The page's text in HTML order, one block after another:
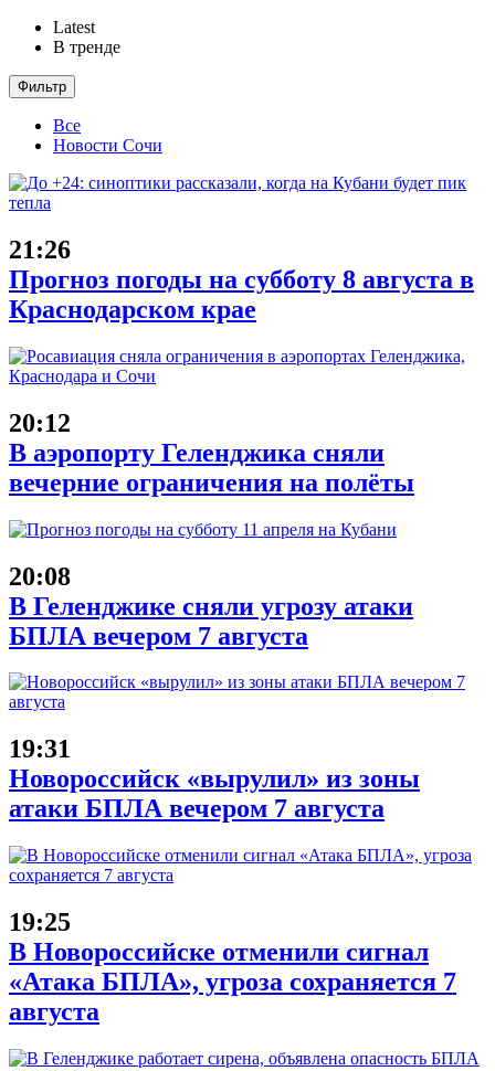
Latest
В тренде
Фильтр
Все
Новости Сочи
21:26
Прогноз погоды на субботу 8 августа в
Краснодарском крае
20:12
В аэропорту Геленджика сняли
вечерние ограничения на полёты
20:08
В Геленджике сняли угрозу атаки
БПЛА вечером 7 августа
19:31
Новороссийск «вырулил» из зоны
атаки БПЛА вечером 7 августа
19:25
В Новороссийске отменили сигнал
«Атака БПЛА», угроза сохраняется 7
августа